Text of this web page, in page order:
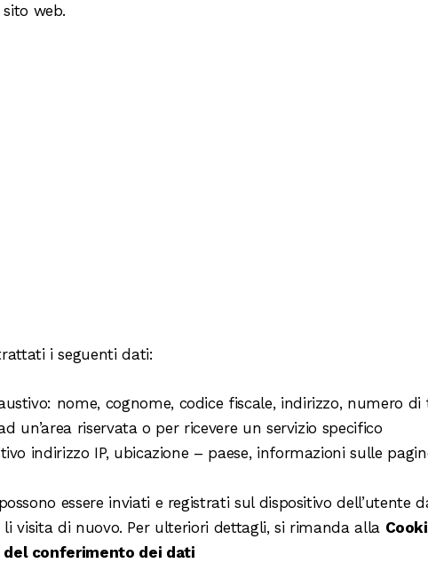
web.
i seguenti dati:
nome, cognome, codice fiscale, indirizzo, numero
un’area riservata o per ricevere un servizio specifico
indirizzo IP, ubicazione – paese, informazioni sulle
essere inviati e registrati sul dispositivo dell’utente
visita di nuovo. Per ulteriori dettagli, si rimanda alla
conferimento dei dati